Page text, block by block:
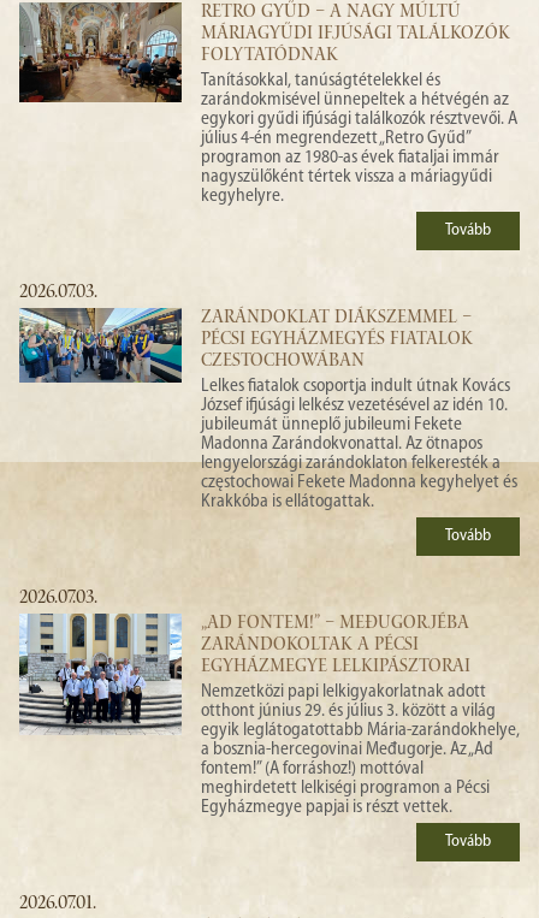
RETRO GYŰD – A NAGY MÚLTÚ
MÁRIAGYŰDI IFJÚSÁGI TALÁLKOZÓK
FOLYTATÓDNAK
Tanításokkal, tanúságtételekkel és
zarándokmisével ünnepeltek a hétvégén az
egykori gyűdi ifjúsági találkozók résztvevői. A
július 4-én megrendezett „Retro Gyűd”
programon az 1980-as évek fiataljai immár
nagyszülőként tértek vissza a máriagyűdi
kegyhelyre.
Tovább
2026.07.03.
ZARÁNDOKLAT DIÁKSZEMMEL –
PÉCSI EGYHÁZMEGYÉS FIATALOK
CZESTOCHOWÁBAN
Lelkes fiatalok csoportja indult útnak Kovács
József ifjúsági lelkész vezetésével az idén 10.
jubileumát ünneplő jubileumi Fekete
Madonna Zarándokvonattal. Az ötnapos
lengyelországi zarándoklaton felkeresték a
częstochowai Fekete Madonna kegyhelyet és
Krakkóba is ellátogattak.
Tovább
2026.07.03.
„AD FONTEM!” – MEĐUGORJÉBA
ZARÁNDOKOLTAK A PÉCSI
EGYHÁZMEGYE LELKIPÁSZTORAI
Nemzetközi papi lelkigyakorlatnak adott
otthont június 29. és július 3. között a világ
egyik leglátogatottabb Mária-zarándokhelye,
a bosznia-hercegovinai Međugorje. Az „Ad
fontem!” (A forráshoz!) mottóval
meghirdetett lelkiségi programon a Pécsi
Egyházmegye papjai is részt vettek.
Tovább
2026.07.01.